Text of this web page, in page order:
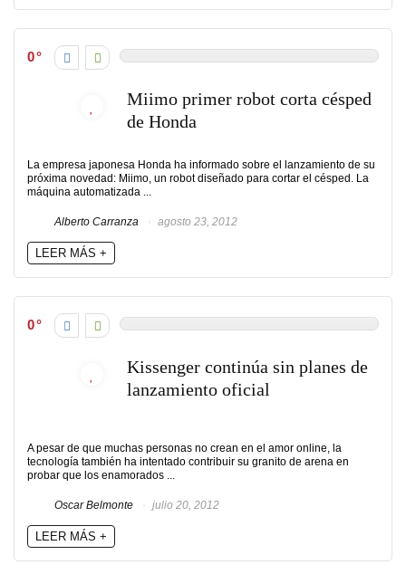
0
Miimo primer robot corta césped
de Honda
La empresa japonesa Honda ha informado sobre el lanzamiento de su
próxima novedad: Miimo, un robot diseñado para cortar el césped. La
máquina automatizada ...
Alberto Carranza agosto 23, 2012
LEER MÁS +
0
Kissenger continúa sin planes de
lanzamiento oficial
A pesar de que muchas personas no crean en el amor online, la
tecnología también ha intentado contribuir su granito de arena en
probar que los enamorados ...
Oscar Belmonte julio 20, 2012
LEER MÁS +